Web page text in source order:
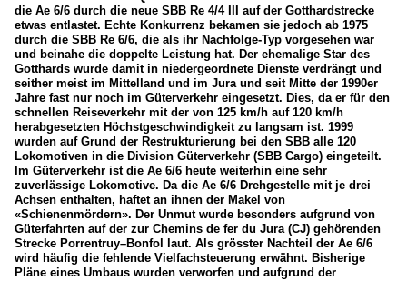
die Ae 6/6 durch die neue SBB Re 4/4 III auf der Gotthardstrecke
etwas entlastet. Echte Konkurrenz bekamen sie jedoch ab 1975
durch die SBB Re 6/6, die als ihr Nachfolge-Typ vorgesehen war
und beinahe die doppelte Leistung hat. Der ehemalige Star des
Gotthards wurde damit in niedergeordnete Dienste verdrängt und
seither meist im Mittelland und im Jura und seit Mitte der 1990er
Jahre fast nur noch im Güterverkehr eingesetzt. Dies, da er für den
schnellen Reiseverkehr mit der von 125 km/h auf 120 km/h
herabgesetzten Höchstgeschwindigkeit zu langsam ist. 1999
wurden auf Grund der Restrukturierung bei den SBB alle 120
Lokomotiven in die Division Güterverkehr (SBB Cargo) eingeteilt.
Im Güterverkehr ist die Ae 6/6 heute weiterhin eine sehr
zuverlässige Lokomotive. Da die Ae 6/6 Drehgestelle mit je drei
Achsen enthalten, haftet an ihnen der Makel von
«Schienenmördern». Der Unmut wurde besonders aufgrund von
Güterfahrten auf der zur Chemins de fer du Jura (CJ) gehörenden
Strecke Porrentruy–Bonfol laut. Als grösster Nachteil der Ae 6/6
wird häufig die fehlende Vielfachsteuerung erwähnt. Bisherige
Pläne eines Umbaus wurden verworfen und aufgrund der